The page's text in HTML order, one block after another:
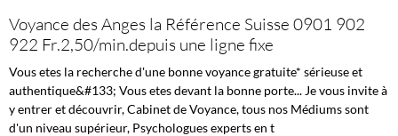
Voyance des Anges la Référence Suisse 0901 902
922 Fr.2,50/min.depuis une ligne fixe
Vous etes la recherche d'une bonne voyance gratuite* sérieuse et
authentique&#133; Vous etes devant la bonne porte... Je vous invite à
y entrer et découvrir, Cabinet de Voyance, tous nos Médiums sont
d'un niveau supérieur, Psychologues experts en t